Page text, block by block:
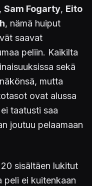
, Sam Fogarty, Eito
, nämä huiput
saavat
peliin. Kaikilta
sekä
mutta
ovat alussa
taatusti saa
joutuu pelaamaan
sisältäen lukitut
peli ei kuitenkaan